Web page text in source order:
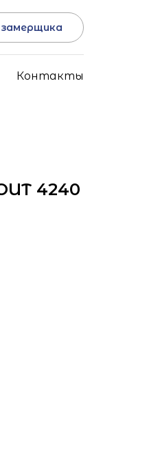
Контакты
4240